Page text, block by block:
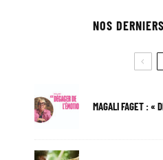
NOS
MAGALI FAGET : «